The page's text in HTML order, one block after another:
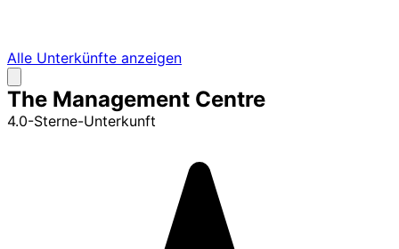
Alle Unterkünfte anzeigen
The Management Centre
4.0-Sterne-Unterkunft